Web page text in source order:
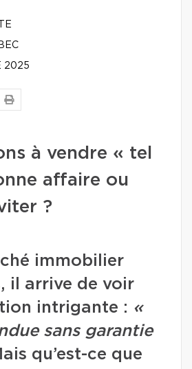
2025
à vendre « tel
affaire ou
?
immobilier
il arrive de voir
intrigante : «
sans garantie
qu’est-ce que